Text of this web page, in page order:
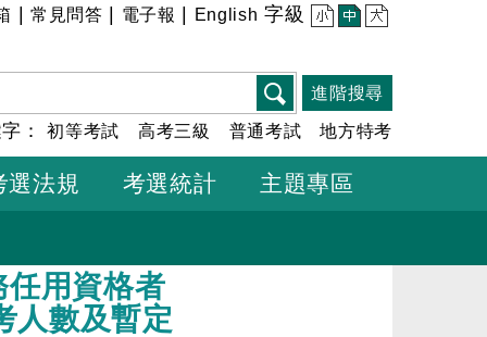
常見問答 電子報 English 字級 小 中 大
進階搜尋
字：初等考試 高考三級 普通考試 地方特考
選法規 考選統計 主題專區
用資格者
人數及暫定